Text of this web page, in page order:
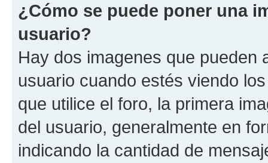
¿Cómo se puede poner una
usuario?
Hay dos imagenes que pueden
usuario cuando estés viendo
que utilice el foro, la primera
del usuario, generalmente en
indicando la cantidad de